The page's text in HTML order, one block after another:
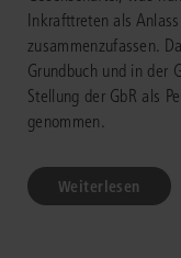
Inkrafttreten als
zusammenzufassen.
Grundbuch und in der
Stellung der GbR als
genommen.
Weiterlesen